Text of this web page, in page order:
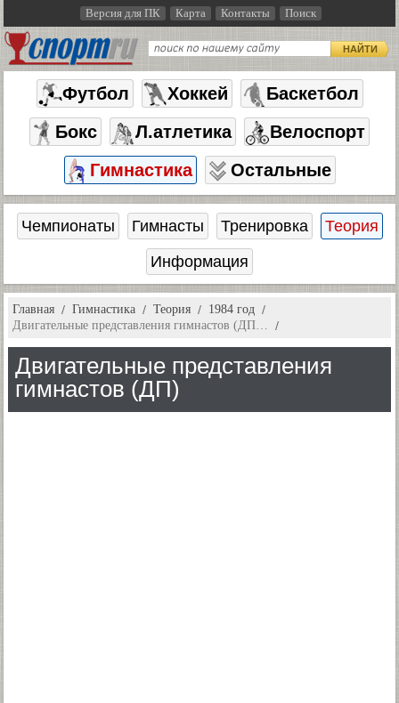
Версия для ПК Карта Контакты Поиск
НАЙТИ
Футбол Хоккей
Баскетбол
Бокс
Л.атлетика
Велоспорт
Гимнастика
Остальные
Чемпионаты Гимнасты Тренировка
Теория
Информация
Главная Гимнастика Теория
1984 год
Двигательные представления гимнастов (ДП…
Двигательные представления
гимнастов (ДП)